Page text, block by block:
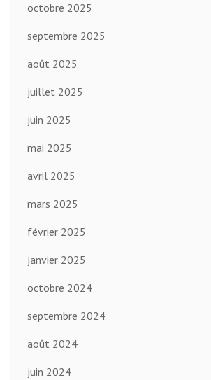
octobre 2025
septembre 2025
août 2025
juillet 2025
juin 2025
mai 2025
avril 2025
mars 2025
février 2025
janvier 2025
octobre 2024
septembre 2024
août 2024
juin 2024